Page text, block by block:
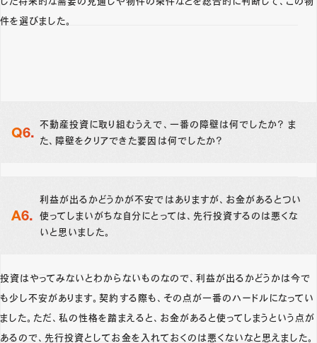
件を選びました。
不動産投資に取り組むうえで、一番の障壁は何でしたか？ ま
た、障壁をクリアできた要因は何でしたか？
利益が出るかどうかが不安ではありますが、お金があるとつい
使ってしまいがちな自分にとっては、先行投資するのは悪くな
いと思いました。
投資はやってみないとわからないものなので、利益が出るかどうかは今で
も少し不安があります。契約する際も、その点が一番のハードルになってい
ました。ただ、私の性格を踏まえると、お金があると使ってしまうという点が
あるので、先行投資としてお金を入れておくのは悪くないなと思えました。